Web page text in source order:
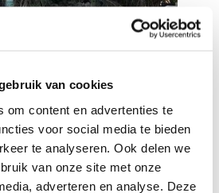
van cookies
om content en advertenties te
voor social media te bieden
te analyseren. Ook delen we
van onze site met onze
adverteren en analyse. Deze
dit budget vriendelijke hotel in
tropische oase. Klik hier voor